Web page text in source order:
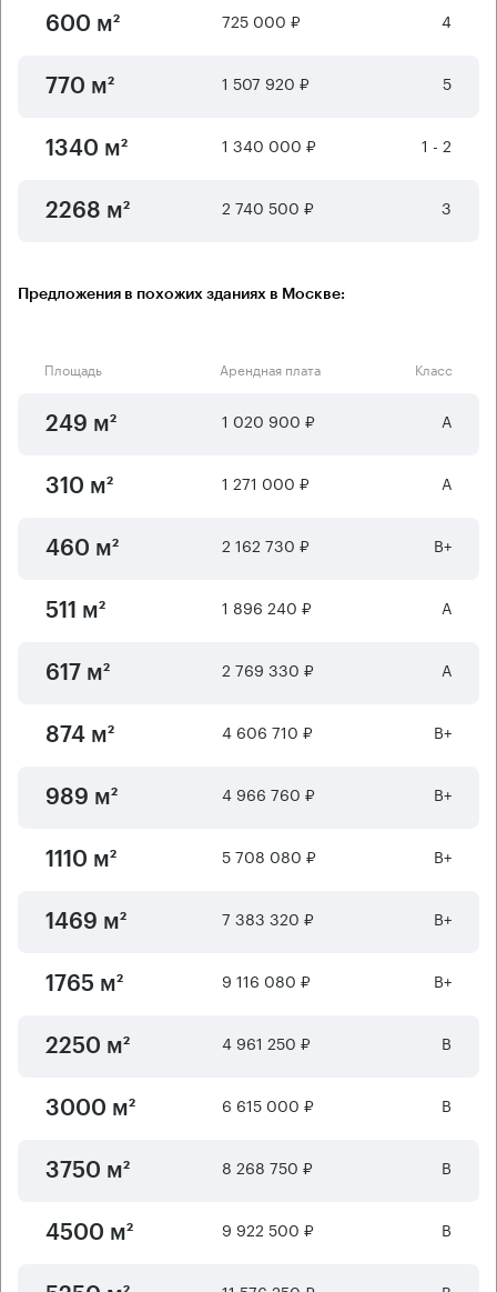
600 м² 725 000 ₽ 4
770 м² 1 507 920 ₽ 5
1340 м² 1 340 000 ₽ 1 - 2
2268 м² 2 740 500 ₽ 3
Предложения в похожих зданиях в Москве:
Площадь Арендная плата Класс
249 м² 1 020 900 ₽ А
310 м² 1 271 000 ₽ А
460 м² 2 162 730 ₽ B+
511 м² 1 896 240 ₽ А
617 м² 2 769 330 ₽ А
874 м² 4 606 710 ₽ B+
989 м² 4 966 760 ₽ B+
1110 м² 5 708 080 ₽ B+
1469 м² 7 383 320 ₽ B+
1765 м² 9 116 080 ₽ B+
2250 м² 4 961 250 ₽ B
3000 м² 6 615 000 ₽ B
3750 м² 8 268 750 ₽ B
4500 м² 9 922 500 ₽ B